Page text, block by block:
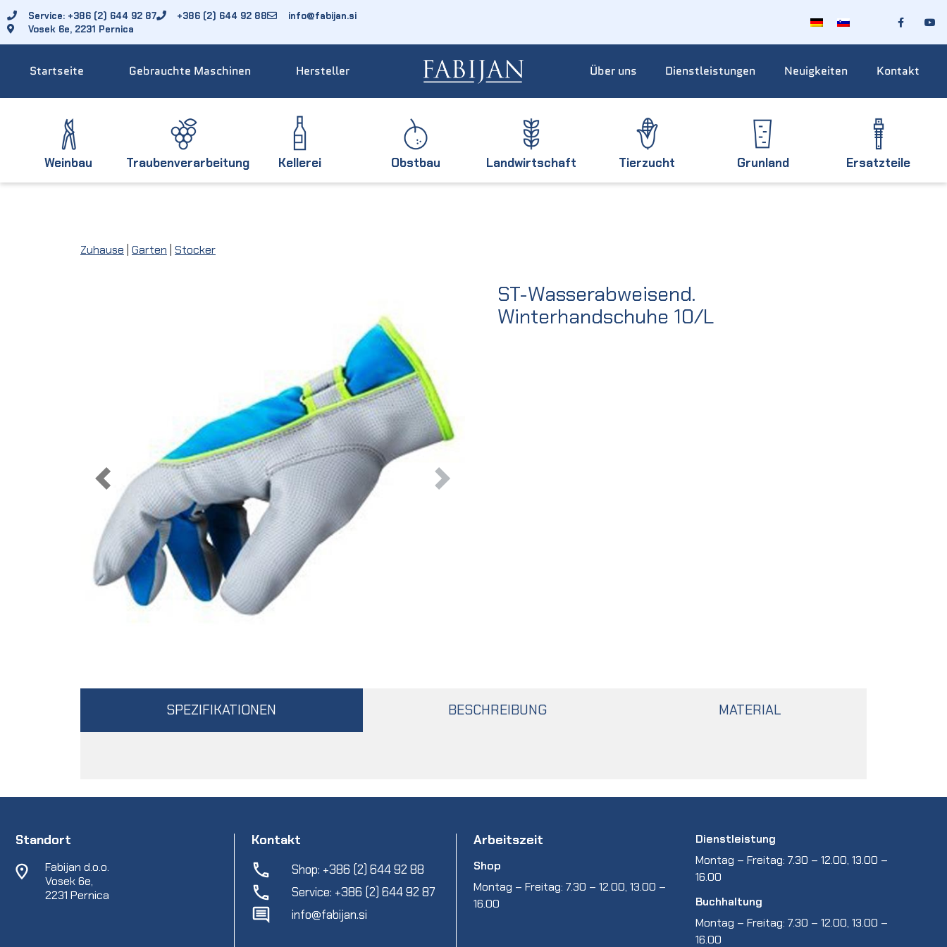
Service: +386 (2) 644 92 87 +386 (2) 644 92 88
info@fabijan.si
Vosek 6e, 2231 Pernica
Startseite Gebrauchte Maschinen Hersteller Über uns Dienstleistungen Neuigkeiten Kontakt
Weinbau Traubenverarbeitung Kellerei Obstbau Landwirtschaft Tierzucht Grunland Ersatzteile
Zuhause Garten Stocker
ST-Wasserabweisend.
Winterhandschuhe 10/L
SPEZIFIKATIONEN BESCHREIBUNG MATERIAL
Standort
Fabijan d.o.o.
Vosek 6e,
2231 Pernica
Kontakt
Shop: +386 (2) 644 92 88
Service: +386 (2) 644 92 87
info@fabijan.si
Arbeitszeit
Shop
Montag – Freitag: 7.30 – 12.00, 13.00 –
16.00
Dienstleistung
Montag – Freitag: 7.30 – 12.00, 13.00 –
16.00
Buchhaltung
Montag – Freitag: 7.30 – 12.00, 13.00 –
16.00